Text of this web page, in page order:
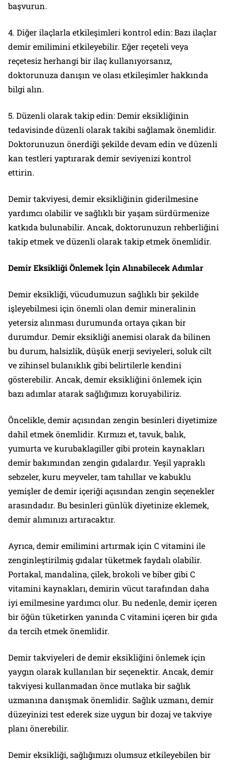
başvurun.
4. Diğer ilaçlarla etkileşimleri kontrol edin: Bazı ilaçlar
demir emilimini etkileyebilir. Eğer reçeteli veya
reçetesiz herhangi bir ilaç kullanıyorsanız,
doktorunuza danışın ve olası etkileşimler hakkında
bilgi alın.
5. Düzenli olarak takip edin: Demir eksikliğinin
tedavisinde düzenli olarak takibi sağlamak önemlidir.
Doktorunuzun önerdiği şekilde devam edin ve düzenli
kan testleri yaptırarak demir seviyenizi kontrol
ettirin.
Demir takviyesi, demir eksikliğinin giderilmesine
yardımcı olabilir ve sağlıklı bir yaşam sürdürmenize
katkıda bulunabilir. Ancak, doktorunuzun rehberliğini
takip etmek ve düzenli olarak takip etmek önemlidir.
Demir Eksikliği Önlemek İçin Alınabilecek Adımlar
Demir eksikliği, vücudumuzun sağlıklı bir şekilde
işleyebilmesi için önemli olan demir mineralinin
yetersiz alınması durumunda ortaya çıkan bir
durumdur. Demir eksikliği anemisi olarak da bilinen
bu durum, halsizlik, düşük enerji seviyeleri, soluk cilt
ve zihinsel bulanıklık gibi belirtilerle kendini
gösterebilir. Ancak, demir eksikliğini önlemek için
bazı adımlar atarak sağlığımızı koruyabiliriz.
Öncelikle, demir açısından zengin besinleri diyetimize
dahil etmek önemlidir. Kırmızı et, tavuk, balık,
yumurta ve kurubaklagiller gibi protein kaynakları
demir bakımından zengin gıdalardır. Yeşil yapraklı
sebzeler, kuru meyveler, tam tahıllar ve kabuklu
yemişler de demir içeriği açısından zengin seçenekler
arasındadır. Bu besinleri günlük diyetinize eklemek,
demir alımınızı artıracaktır.
Ayrıca, demir emilimini artırmak için C vitamini ile
zenginleştirilmiş gıdalar tüketmek faydalı olabilir.
Portakal, mandalina, çilek, brokoli ve biber gibi C
vitamini kaynakları, demirin vücut tarafından daha
iyi emilmesine yardımcı olur. Bu nedenle, demir içeren
bir öğün tüketirken yanında C vitamini içeren bir gıda
da tercih etmek önemlidir.
Demir takviyeleri de demir eksikliğini önlemek için
yaygın olarak kullanılan bir seçenektir. Ancak, demir
takviyesi kullanmadan önce mutlaka bir sağlık
uzmanına danışmak önemlidir. Sağlık uzmanı, demir
düzeyinizi test ederek size uygun bir dozaj ve takviye
planı önerebilir.
Demir eksikliği, sağlığımızı olumsuz etkileyebilen bir